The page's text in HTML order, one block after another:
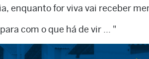
enquanto for viva vai receber
com o que há de vir ... "